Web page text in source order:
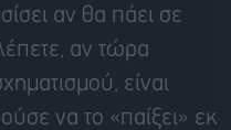
αν θα πάει σε
αν τώρα
είναι
να το «παίξει» εκ